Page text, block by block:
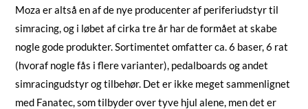
Moza er altså en af de nye producenter af periferiudstyr til
simracing, og i løbet af cirka tre år har de formået at skabe
nogle gode produkter. Sortimentet omfatter ca. 6 baser, 6 rat
(hvoraf nogle fås i flere varianter), pedalboards og andet
simracingudstyr og tilbehør. Det er ikke meget sammenlignet
med Fanatec, som tilbyder over tyve hjul alene, men det er